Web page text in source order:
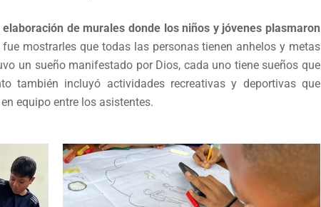
elaboración de murales donde los niños y jóvenes plasmaron
mostrarles que todas las personas tienen anhelos y metas
un sueño manifestado por Dios, cada uno tiene sueños que
también incluyó actividades recreativas y deportivas que
equipo entre los asistentes.